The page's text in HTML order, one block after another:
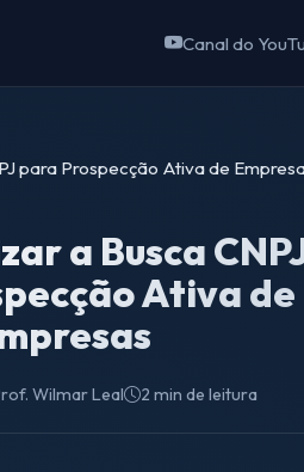
Canal do
para Prospecção Ativa de
a Busca
Ativa de
Wilmar Leal 2 min de leitura